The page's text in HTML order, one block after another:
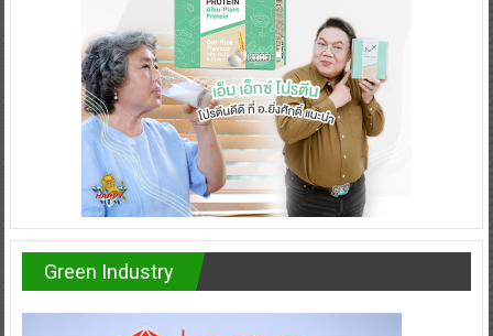
Green Industry